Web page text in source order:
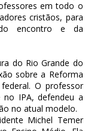
em todo o
cristãos, para
encontro e da
do Rio Grande do
sobre a Reforma
O professor
no IPA, defendeu a
no atual modelo.
Michel Temer